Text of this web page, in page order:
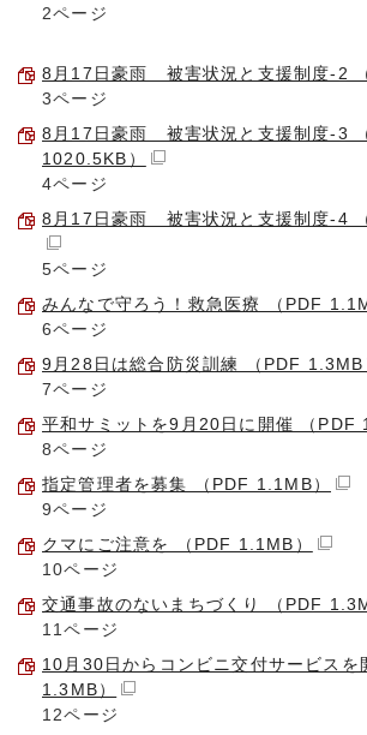
2ページ
8月17日豪雨 被害状況と支援制度-2
3ページ
8月17日豪雨 被害状況と支援制度-3
1020.5KB）
4ページ
8月17日豪雨 被害状況と支援制度-4
5ページ
みんなで守ろう！救急医療 （PDF
6ページ
9月28日は総合防災訓練 （PDF 1.3MB
7ページ
平和サミットを9月20日に開催 （PDF
8ページ
指定管理者を募集 （PDF 1.1MB）
9ページ
クマにご注意を （PDF 1.1MB）
10ページ
交通事故のないまちづくり （PDF
11ページ
10月30日からコンビニ交付サービスを
1.3MB）
12ページ